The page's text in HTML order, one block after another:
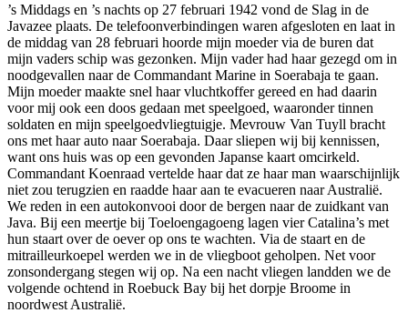
’s Middags en ’s nachts op 27 februari 1942 vond de Slag in de
Javazee plaats. De telefoonverbindingen waren afgesloten en laat in
de middag van 28 februari hoorde mijn moeder via de buren dat
mijn vaders schip was gezonken. Mijn vader had haar gezegd om in
noodgevallen naar de Commandant Marine in Soerabaja te gaan.
Mijn moeder maakte snel haar vluchtkoffer gereed en had daarin
voor mij ook een doos gedaan met speelgoed, waaronder tinnen
soldaten en mijn speelgoedvliegtuigje. Mevrouw Van Tuyll bracht
ons met haar auto naar Soerabaja. Daar sliepen wij bij kennissen,
want ons huis was op een gevonden Japanse kaart omcirkeld.
Commandant Koenraad vertelde haar dat ze haar man waarschijnlijk
niet zou terugzien en raadde haar aan te evacueren naar Australië.
We reden in een autokonvooi door de bergen naar de zuidkant van
Java. Bij een meertje bij Toeloengagoeng lagen vier Catalina’s met
hun staart over de oever op ons te wachten. Via de staart en de
mitrailleurkoepel werden we in de vliegboot geholpen. Net voor
zonsondergang stegen wij op. Na een nacht vliegen landden we de
volgende ochtend in Roebuck Bay bij het dorpje Broome in
noordwest Australië.